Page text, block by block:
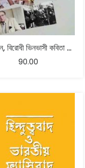
প্রতিষ্ঠান, বিরোধী ভিনভাসী কবিতা – অনুবাদ মলয় রায়চৌধুরীর
90.00